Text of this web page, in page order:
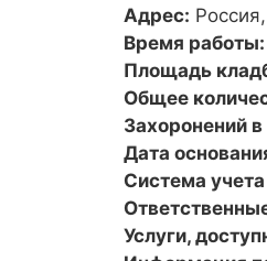
Адрес:
Время работы:
Площадь
Общее
Захоронений в
Дата
Система
Услуги,